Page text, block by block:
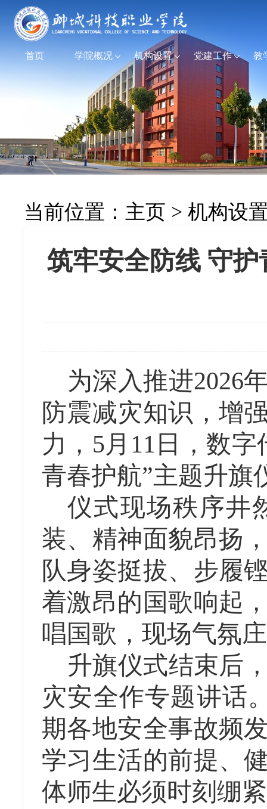
首页 学院概况 机构设置 党建工作 教
当前位置： 主页 > 机构设
筑牢安全防线 守
为深入推进2026
防震减灾知识，增
力， 5月11日，数
青春护航”主题升旗
仪式现场秩序井
装、精神面貌昂扬
队身姿挺拔、步履
着激昂的国歌响起
唱国歌，现场气氛
升旗仪式结束后
灾安全作专题讲话
期各地安全事故频
学习生活的前提、
体师生必须时刻绷